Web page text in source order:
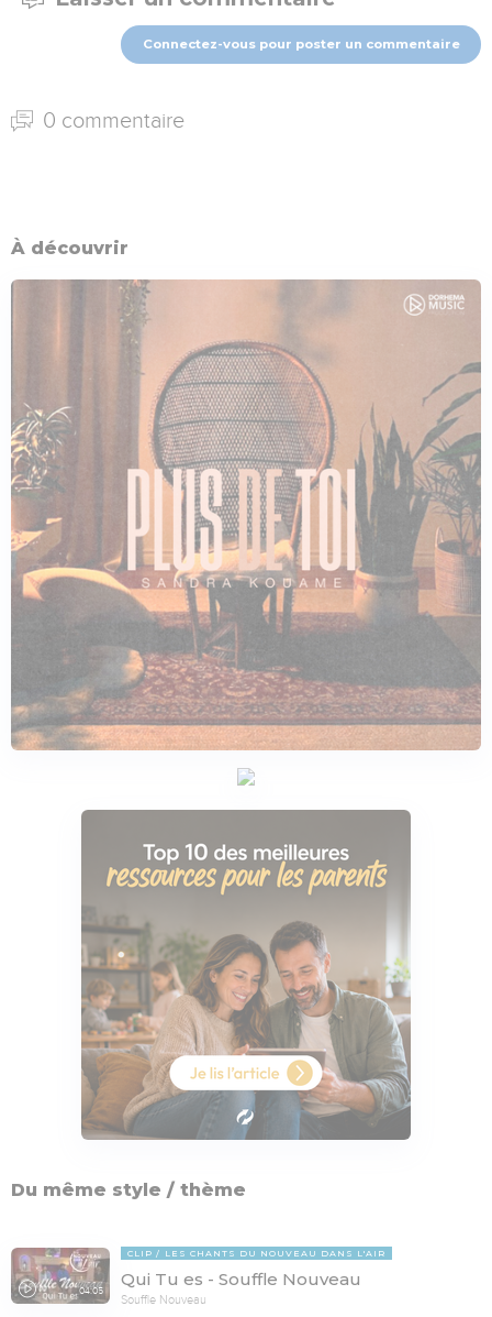
Connectez-vous pour poster un commentaire
0 commentaire
À découvrir
Du même style / thème
04:05
CLIP LES CHANTS DU NOUVEAU DANS L'AIR
Qui Tu es - Souffle Nouveau
Souffle Nouveau